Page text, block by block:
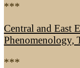
***
Central and East
Phenomenology,
***